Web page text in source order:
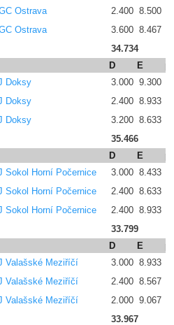
Ostrava 2.400 8.500
Ostrava 3.600 8.467
34.734
D E
Doksy 3.000 9.300
Doksy 2.400 8.933
Doksy 3.200 8.633
35.466
D E
Sokol Horní Počernice 3.000 8.433
Sokol Horní Počernice 2.400 8.633
Sokol Horní Počernice 2.400 8.933
33.799
D E
Valašské Meziříčí 3.000 8.933
Valašské Meziříčí 2.400 8.567
Valašské Meziříčí 2.000 9.067
33.967